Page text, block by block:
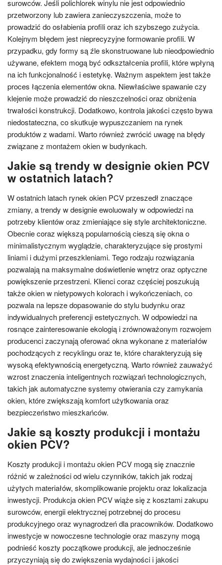
surowców. Jeśli polichlorek winylu nie jest odpowiednio
przetworzony lub zawiera zanieczyszczenia, może to
prowadzić do osłabienia profili oraz ich szybszego zużycia.
Kolejnym błędem jest nieprecyzyjne formowanie profili. W
przypadku, gdy formy są źle skonstruowane lub nieodpowiednio
używane, efektem mogą być odkształcenia profili, które wpłyną
na ich funkcjonalność i estetykę. Ważnym aspektem jest także
proces łączenia elementów okna. Niewłaściwe spawanie czy
klejenie może prowadzić do nieszczelności oraz obniżenia
trwałości konstrukcji. Dodatkowo, kontrola jakości często bywa
niedostateczna, co skutkuje wypuszczaniem na rynek
produktów z wadami. Warto również zwrócić uwagę na błędy
związane z montażem okien w budynkach.
Jakie są trendy w designie okien PCV
w ostatnich latach?
W ostatnich latach rynek okien PCV przeszedł znaczące
zmiany, a trendy w designie ewoluowały w odpowiedzi na
potrzeby klientów oraz zmieniające się style architektoniczne.
Obecnie coraz większą popularnością cieszą się okna o
minimalistycznym wyglądzie, charakteryzujące się prostymi
liniami i dużymi przeszkleniami. Tego rodzaju rozwiązania
pozwalają na maksymalne doświetlenie wnętrz oraz optyczne
powiększenie przestrzeni. Klienci coraz częściej poszukują
także okien w nietypowych kolorach i wykończeniach, co
pozwala na lepsze dopasowanie do stylu budynku oraz
indywidualnych preferencji estetycznych. W odpowiedzi na
rosnące zainteresowanie ekologią i zrównoważonym rozwojem
producenci zaczynają oferować okna wykonane z materiałów
pochodzących z recyklingu oraz te, które charakteryzują się
wysoką efektywnością energetyczną. Warto również zauważyć
wzrost znaczenia inteligentnych rozwiązań technologicznych,
takich jak automatyczne systemy otwierania czy zamykania
okien, które zwiększają komfort użytkowania oraz
bezpieczeństwo mieszkańców.
Jakie są koszty produkcji i montażu
okien PCV?
Koszty produkcji i montażu okien PCV mogą się znacznie
różnić w zależności od wielu czynników, takich jak rodzaj
użytych materiałów, skomplikowanie projektu oraz lokalizacja
inwestycji. Produkcja okien PCV wiąże się z kosztami zakupu
surowców, energii elektrycznej potrzebnej do procesu
produkcyjnego oraz wynagrodzeń dla pracowników. Dodatkowo
inwestycje w nowoczesne technologie oraz maszyny mogą
podnieść koszty początkowe produkcji, ale jednocześnie
przyczyniają się do zwiększenia wydajności i jakości